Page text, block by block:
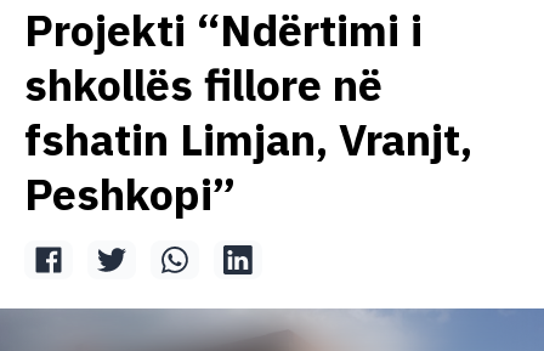
Rreth Nesh
Projekte
Newsletters
Intervista
Vullnetar
Kontakt
Projekti “Ndërtimi i
shkollës fillore në
fshatin Limjan, Vranjt,
Peshkopi”